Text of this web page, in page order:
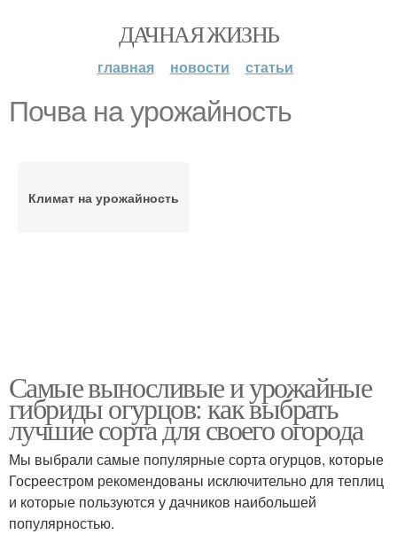
ДАЧНАЯ ЖИЗНЬ
главная новости статьи
Почва на урожайность
Климат на урожайность
Самые выносливые и урожайные
гибриды огурцов: как выбрать
лучшие сорта для своего огорода
Мы выбрали самые популярные сорта огурцов, которые
Госреестром рекомендованы исключительно для теплиц
и которые пользуются у дачников наибольшей
популярностью.